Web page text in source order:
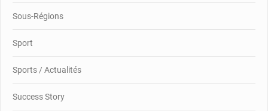
Sous-Régions
Sport
Sports / Actualités
Success Story